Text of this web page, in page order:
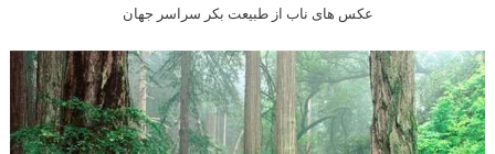
عکس های ناب از طبیعت بکر سراسر جهان